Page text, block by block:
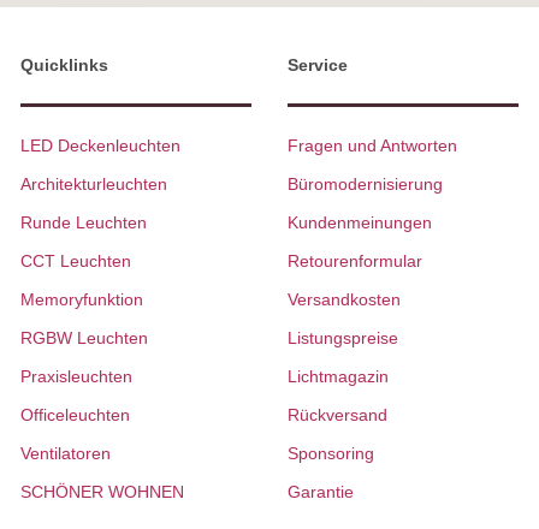
Quicklinks
LED Deckenleuchten
Architekturleuchten
Runde Leuchten
CCT Leuchten
Memoryfunktion
RGBW Leuchten
Praxisleuchten
Officeleuchten
Ventilatoren
SCHÖNER WOHNEN
Service
Fragen und Antworten
Büromodernisierung
Kundenmeinungen
Retourenformular
Versandkosten
Listungspreise
Lichtmagazin
Rückversand
Sponsoring
Garantie